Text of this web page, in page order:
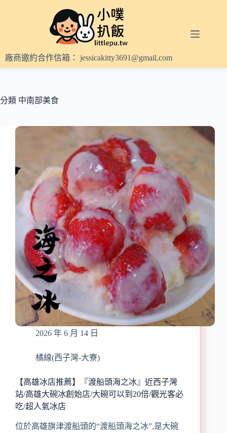
內
容
廠商邀約合作信箱： jessicakitty3691@gmail.com
分類 中南部美食
2026 年 6 月 14 日
橘線(西子灣-大寮)
【高雄冰店推薦】『渡船頭海之冰』近西子灣
站/高雄大碗冰創始店/大碗可以到20倍/觀光客必
吃/超人氣冰店
位於高雄旗津渡船頭的“渡船頭海之冰”,是大碗